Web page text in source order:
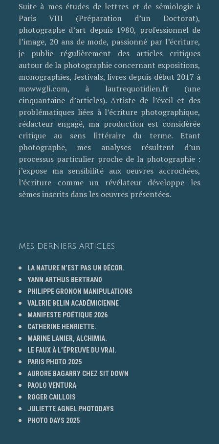
Suite à mes études de lettres et de sémiologie à
Paris VIII (Préparation d’un Doctorat),
photographe d’art depuis 1980, professionnel de
l’image, 20 ans de mode, passionné par l’écriture,
je publie régulièrement des articles critiques
autour de la photographie concernant expositions,
monographies, festivals, livres depuis début 2017 à
mowwgli.com, à lautrequotidien.fr (une
cinquantaine d’articles). Artiste de l’éveil et des
problématiques liées à l’écriture photographique,
rédacteur engagé, ma production est considérée
critique au sens littéraire du terme. Etant
photographe, mes analyses résultent d’un
processus particulier proche de la photographie :
j’expose ma sensibilité aux oeuvres accrochées,
l’écriture comme un révélateur développe les
sèmes inscrits dans les oeuvres présentées.
MES DERNIERS ARTICLES
LA NATURE N’EST PAS UN DÉCOR.
YANN ARTHUS BERTRAND
PHILIPPE GRONON MANIPULATIONS
VALERIE BELIN ACADÉMICIENNE
MANIFESTE POÉTIQUE 2026
CATHERINE HENRIETTE.
MARINE LANIER, ALCHIMIA.
LE FAUX À L’ÉPREUVE DU VRAI.
PARIS PHOTO 2025
AURORE BAGARRY CHEZ SIT DOWN
PAOLO VENTURA
ROGER CAILLOIS
JULIETTE AGNEL PHOTODAYS
PHOTO DAYS 2025